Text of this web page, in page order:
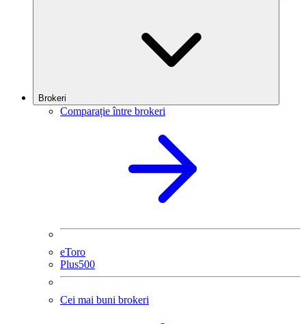
Brokeri
Comparație între brokeri
eToro
Plus500
Cei mai buni brokeri